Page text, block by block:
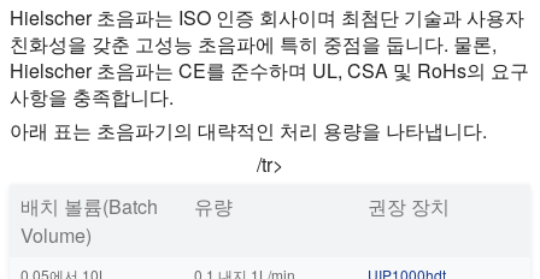
Hielscher 초음파는 ISO 인증 회사이며 최첨단 기술과 사용자
친화성을 갖춘 고성능 초음파에 특히 중점을 둡니다. 물론,
Hielscher 초음파는 CE를 준수하며 UL, CSA 및 RoHs의 요구
사항을 충족합니다.
아래 표는 초음파기의 대략적인 처리 용량을 나타냅니다.
/tr>
배치 볼륨(Batch
Volume)
유량 권장 장치